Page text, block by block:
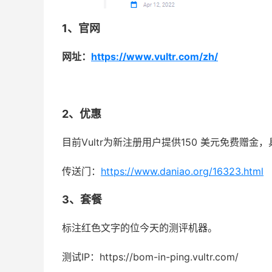
1、官网
网址： https://www.vultr.com/zh/
2、优惠
目前Vultr为新注册用户提供150 美元免费赠金，
传送门： https://www.daniao.org/16323.html
3、套餐
标注红色文字的位今天的测评机器。
测试IP：https://bom-in-ping.vultr.com/